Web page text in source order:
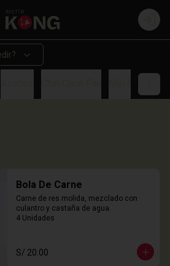
Login
Bola De Carne
Carne de res molida, mezclado con
culantro y castaña de agua.
4 Unidades
S/ 20.00